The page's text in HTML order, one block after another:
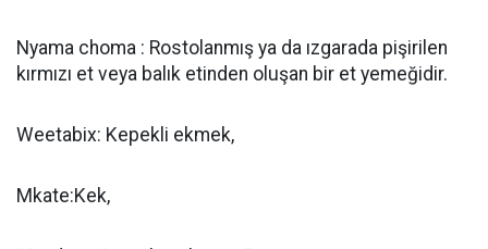
Nyama choma : Rostolanmış ya da ızgarada pişirilen
kırmızı et veya balık etinden oluşan bir et yemeğidir.
Weetabix: Kepekli ekmek,
Mkate:Kek,